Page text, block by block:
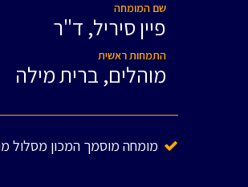
שם המומחה
פיין סיריל, ד"ר
התמחות ראשית
מוהלים, ברית מילה
מומחה מוסמך המכון מסלול